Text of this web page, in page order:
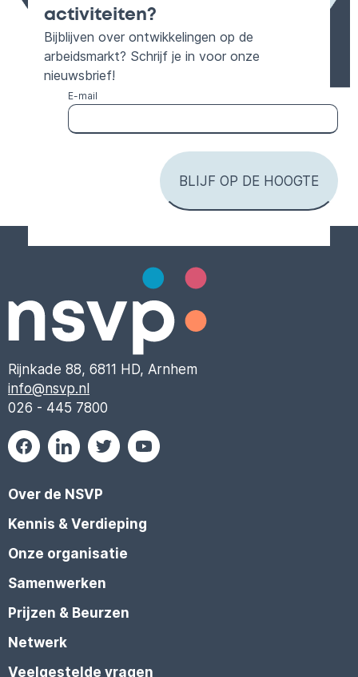
activiteiten?
Bijblijven over ontwikkelingen op de
arbeidsmarkt? Schrijf je in voor onze
nieuwsbrief!
E-mail
Rijnkade 88, 6811 HD, Arnhem
info@nsvp.nl
026 - 445 7800
Over de NSVP
Kennis & Verdieping
Onze organisatie
Samenwerken
Prijzen & Beurzen
Netwerk
Veelgestelde vragen